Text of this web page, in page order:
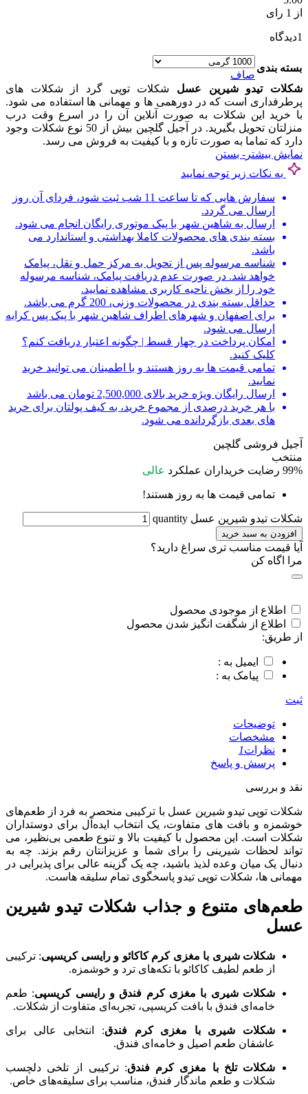
از 1 رای
1دیدگاه
بسته بندی
صاف
شکلات تیدو شیرین عسل شکلات توپی گرد از شکلات های
پرطرفداری است که در دورهمی ها و مهمانی ها استفاده می شود.
با خرید این شکلات به صورت آنلاین آن را در اسرع وقت درب
منزلتان تحویل بگیرید. در آجیل گلچین بیش از 50 نوع شکلات وجود
دارد که تماما به صورت تازه و با کیفیت به فروش می رسد.
نمایش بیشتر - بستن
به نکات زیر توجه نمایید
سفارش هایی که تا ساعت 11 شب ثبت شود، فردای آن روز
ارسال می گردد.
ارسال به شاهین شهر با پیک موتوری رایگان انجام می شود.
بسته بندی های محصولات کاملا بهداشتی و استاندارد می
باشد.
شناسه مرسوله پس از تحویل به مرکز حمل و نقل، پیامک
خواهد شد. در صورت عدم دریافت پیامک، شناسه مرسوله
خود را از بخش ناحیه کاربری مشاهده نمایید.
حداقل بسته بندی در محصولات وزنی، 200 گرم می باشد.
برای اصفهان و شهرهای اطراف شاهین شهر با پیک پس کرایه
ارسال می شود.
امکان پرداخت در چهار قسط | چگونه اعتبار دریافت کنم؟
کلیک کنید.
تمامی قیمت ها به روز هستند و با اطمینان می توانید خرید
نمایید.
ارسال رایگان ویژه خرید بالای 2,500,000 تومان می باشد
با هر خرید درصدی از مجموع خرید، به کیف پولتان برای خرید
های بعدی بازگردانده می شود.
آجیل فروشی گلچین
منتخب
99% رضایت خریداران عملکرد عالی
تمامی قیمت ها به روز هستند!
شکلات تیدو شیرین عسل quantity
افزودن به سبد خرید
آیا قیمت مناسب تری سراغ دارید؟
مرا اگاه کن
اطلاع از موجودی محصول
اطلاع از شگفت انگیز شدن محصول
از طریق:
ایمیل به :
پیامک به :
ثبت
توضیحات
مشخصات
نظرات1
پرسش و پاسخ
نقد و بررسی
شکلات توپی تیدو شیرین عسل با ترکیبی منحصر به‌ فرد از طعم‌های
خوشمزه و بافت‌ های متفاوت، یک انتخاب ایده‌آل برای دوستداران
شکلات است. این محصول با کیفیت بالا و تنوع طعمی بی‌نظیر، می‌
تواند لحظات شیرینی را برای شما و عزیزانتان رقم بزند. چه به
دنبال یک میان‌ وعده لذیذ باشید، چه یک گزینه عالی برای پذیرایی در
مهمانی‌ ها، شکلات توپی تیدو پاسخگوی تمام سلیقه‌ هاست.
طعم‌های متنوع و جذاب شکلات تیدو شیرین
عسل
شکلات شیری با مغزی کرم کاکائو و رایسی کریسپی: ترکیبی
از طعم لطیف کاکائو با تکه‌های ترد و خوشمزه.
شکلات شیری با مغزی کرم فندق و رایسی کریسپی: طعم
خامه‌ای فندق با بافت کریسپی، تجربه‌ای متفاوت از شکلات.
شکلات شیری با مغزی کرم فندق: انتخابی عالی برای
عاشقان طعم اصیل و خامه‌ای فندق.
شکلات تلخ با مغزی کرم فندق: ترکیبی از تلخی دلچسب
شکلات و طعم ماندگار فندق، مناسب برای سلیقه‌های خاص.